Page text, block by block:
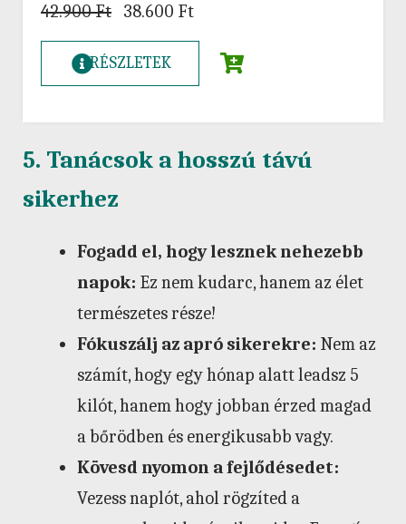
42.900Ft 38.600 Ft
RÉSZLETEK
5. Tanácsok a hosszú távú
sikerhez
Fogadd el, hogy lesznek nehezebb
napok: Ez nem kudarc, hanem az élet
természetes része!
Fókuszálj az apró sikerekre: Nem az
számít, hogy egy hónap alatt leadsz 5
kilót, hanem hogy jobban érzed magad
a bőrödben és energikusabb vagy.
Kövesd nyomon a fejlődésedet:
Vezess naplót, ahol rögzíted a